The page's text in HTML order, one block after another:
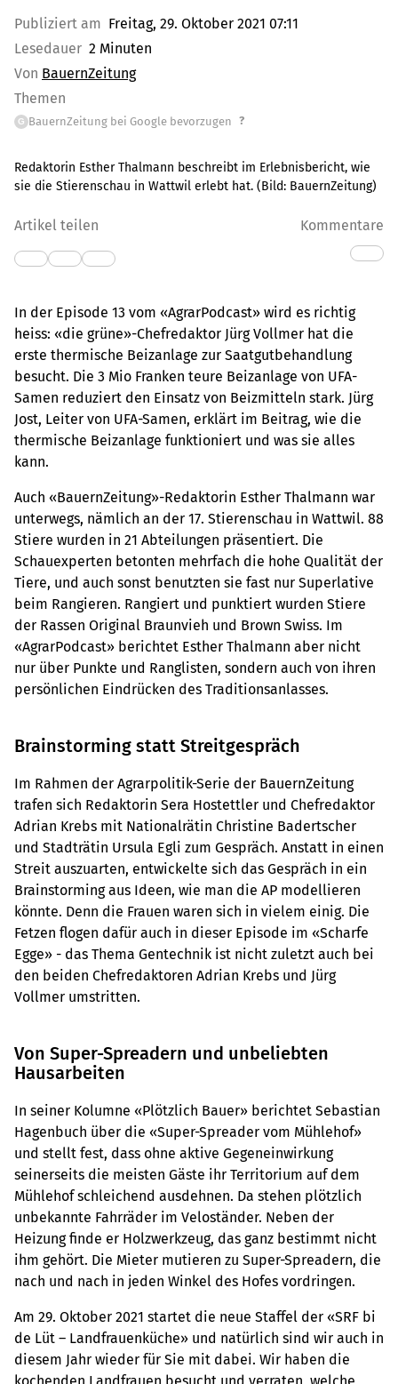
Publiziert am Freitag, 29. Oktober 2021 07:11
Lesedauer 2 Minuten
Von BauernZeitung
Themen
G BauernZeitung bei Google bevorzugen ?
Redaktorin Esther Thalmann beschreibt im Erlebnisbericht, wie
sie die Stierenschau in Wattwil erlebt hat. (Bild: BauernZeitung)
Artikel teilen Kommentare
In der Episode 13 vom «AgrarPodcast» wird es richtig
heiss: «die grüne»-Chefredaktor Jürg Vollmer hat die
erste thermische Beizanlage zur Saatgutbehandlung
besucht. Die 3 Mio Franken teure Beizanlage von UFA-
Samen reduziert den Einsatz von Beizmitteln stark. Jürg
Jost, Leiter von UFA-Samen, erklärt im Beitrag, wie die
thermische Beizanlage funktioniert und was sie alles
kann.
Auch «BauernZeitung»-Redaktorin Esther Thalmann war
unterwegs, nämlich an der 17. Stierenschau in Wattwil. 88
Stiere wurden in 21 Abteilungen präsentiert. Die
Schauexperten betonten mehrfach die hohe Qualität der
Tiere, und auch sonst benutzten sie fast nur Superlative
beim Rangieren. Rangiert und punktiert wurden Stiere
der Rassen Original Braunvieh und Brown Swiss. Im
«AgrarPodcast» berichtet Esther Thalmann aber nicht
nur über Punkte und Ranglisten, sondern auch von ihren
persönlichen Eindrücken des Traditionsanlasses.
Brainstorming statt Streitgespräch
Im Rahmen der Agrarpolitik-Serie der BauernZeitung
trafen sich Redaktorin Sera Hostettler und Chefredaktor
Adrian Krebs mit Nationalrätin Christine Badertscher
und Stadträtin Ursula Egli zum Gespräch. Anstatt in einen
Streit auszuarten, entwickelte sich das Gespräch in ein
Brainstorming aus Ideen, wie man die AP modellieren
könnte. Denn die Frauen waren sich in vielem einig. Die
Fetzen flogen dafür auch in dieser Episode im «Scharfe
Egge» - das Thema Gentechnik ist nicht zuletzt auch bei
den beiden Chefredaktoren Adrian Krebs und Jürg
Vollmer umstritten.
Von Super-Spreadern und unbeliebten
Hausarbeiten
In seiner Kolumne «Plötzlich Bauer» berichtet Sebastian
Hagenbuch über die «Super-Spreader vom Mühlehof»
und stellt fest, dass ohne aktive Gegeneinwirkung
seinerseits die meisten Gäste ihr Territorium auf dem
Mühlehof schleichend ausdehnen. Da stehen plötzlich
unbekannte Fahrräder im Veloständer. Neben der
Heizung finde er Holzwerkzeug, das ganz bestimmt nicht
ihm gehört. Die Mieter mutieren zu Super-Spreadern, die
nach und nach in jeden Winkel des Hofes vordringen.
Am 29. Oktober 2021 startet die neue Staffel der «SRF bi
de Lüt – Landfrauenküche» und natürlich sind wir auch in
diesem Jahr wieder für Sie mit dabei. Wir haben die